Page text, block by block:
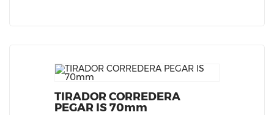
TIRADOR CORREDERA
PEGAR IS 70mm